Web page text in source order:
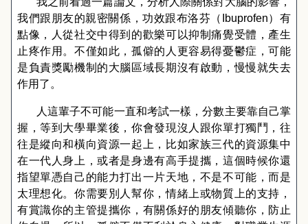
我們跟朋友的親密關係，功效跟布洛芬（ Ibuprofen）有
點像，人從社交中得到的歡樂可以抑制痛覺受體，產生
止疼作用。不僅如此，孤僻的人更容易得憂鬱症，可能
是負責獎勵機制的大腦區域長期沒有啟動，慢慢就失去
作用了。
人這輩子不可能一直和考試一樣，分數主要靠自己掌
握，等到大學畢業後，你會發現沒人跟你單打獨鬥，往
往是縱向和橫向資源一起上，比如家族三代的資源集中
在一代人身上，或者是身邊有高手提攜，這個時候你還
指望單憑自己的能力打出一片天地，不是不可能，而是
太理想化。你需要別人幫你，情緒上或物質上的支持，
有賞識你的主管提攜你，有關係好的朋友傾聽你，防止